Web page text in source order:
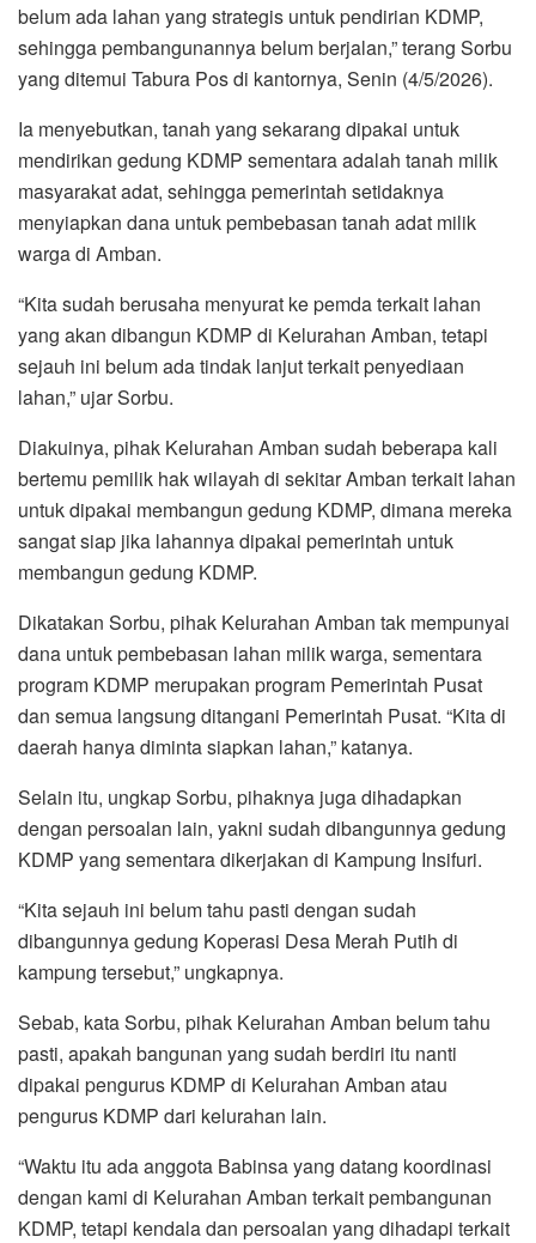
belum ada lahan yang strategis untuk pendirian KDMP,
sehingga pembangunannya belum berjalan,” terang Sorbu
yang ditemui Tabura Pos di kantornya, Senin (4/5/2026).
Ia menyebutkan, tanah yang sekarang dipakai untuk
mendirikan gedung KDMP sementara adalah tanah milik
masyarakat adat, sehingga pemerintah setidaknya
menyiapkan dana untuk pembebasan tanah adat milik
warga di Amban.
“Kita sudah berusaha menyurat ke pemda terkait lahan
yang akan dibangun KDMP di Kelurahan Amban, tetapi
sejauh ini belum ada tindak lanjut terkait penyediaan
lahan,” ujar Sorbu.
Diakuinya, pihak Kelurahan Amban sudah beberapa kali
bertemu pemilik hak wilayah di sekitar Amban terkait lahan
untuk dipakai membangun gedung KDMP, dimana mereka
sangat siap jika lahannya dipakai pemerintah untuk
membangun gedung KDMP.
Dikatakan Sorbu, pihak Kelurahan Amban tak mempunyai
dana untuk pembebasan lahan milik warga, sementara
program KDMP merupakan program Pemerintah Pusat
dan semua langsung ditangani Pemerintah Pusat. “Kita di
daerah hanya diminta siapkan lahan,” katanya.
Selain itu, ungkap Sorbu, pihaknya juga dihadapkan
dengan persoalan lain, yakni sudah dibangunnya gedung
KDMP yang sementara dikerjakan di Kampung Insifuri.
“Kita sejauh ini belum tahu pasti dengan sudah
dibangunnya gedung Koperasi Desa Merah Putih di
kampung tersebut,” ungkapnya.
Sebab, kata Sorbu, pihak Kelurahan Amban belum tahu
pasti, apakah bangunan yang sudah berdiri itu nanti
dipakai pengurus KDMP di Kelurahan Amban atau
pengurus KDMP dari kelurahan lain.
“Waktu itu ada anggota Babinsa yang datang koordinasi
dengan kami di Kelurahan Amban terkait pembangunan
KDMP, tetapi kendala dan persoalan yang dihadapi terkait